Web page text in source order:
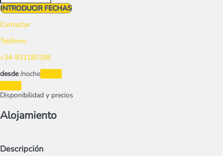
INTRODUCIR FECHAS
Contactar
Teléfono
+34-931180188
desde /noche
Disponibilidad y precios
Alojamiento
Descripción